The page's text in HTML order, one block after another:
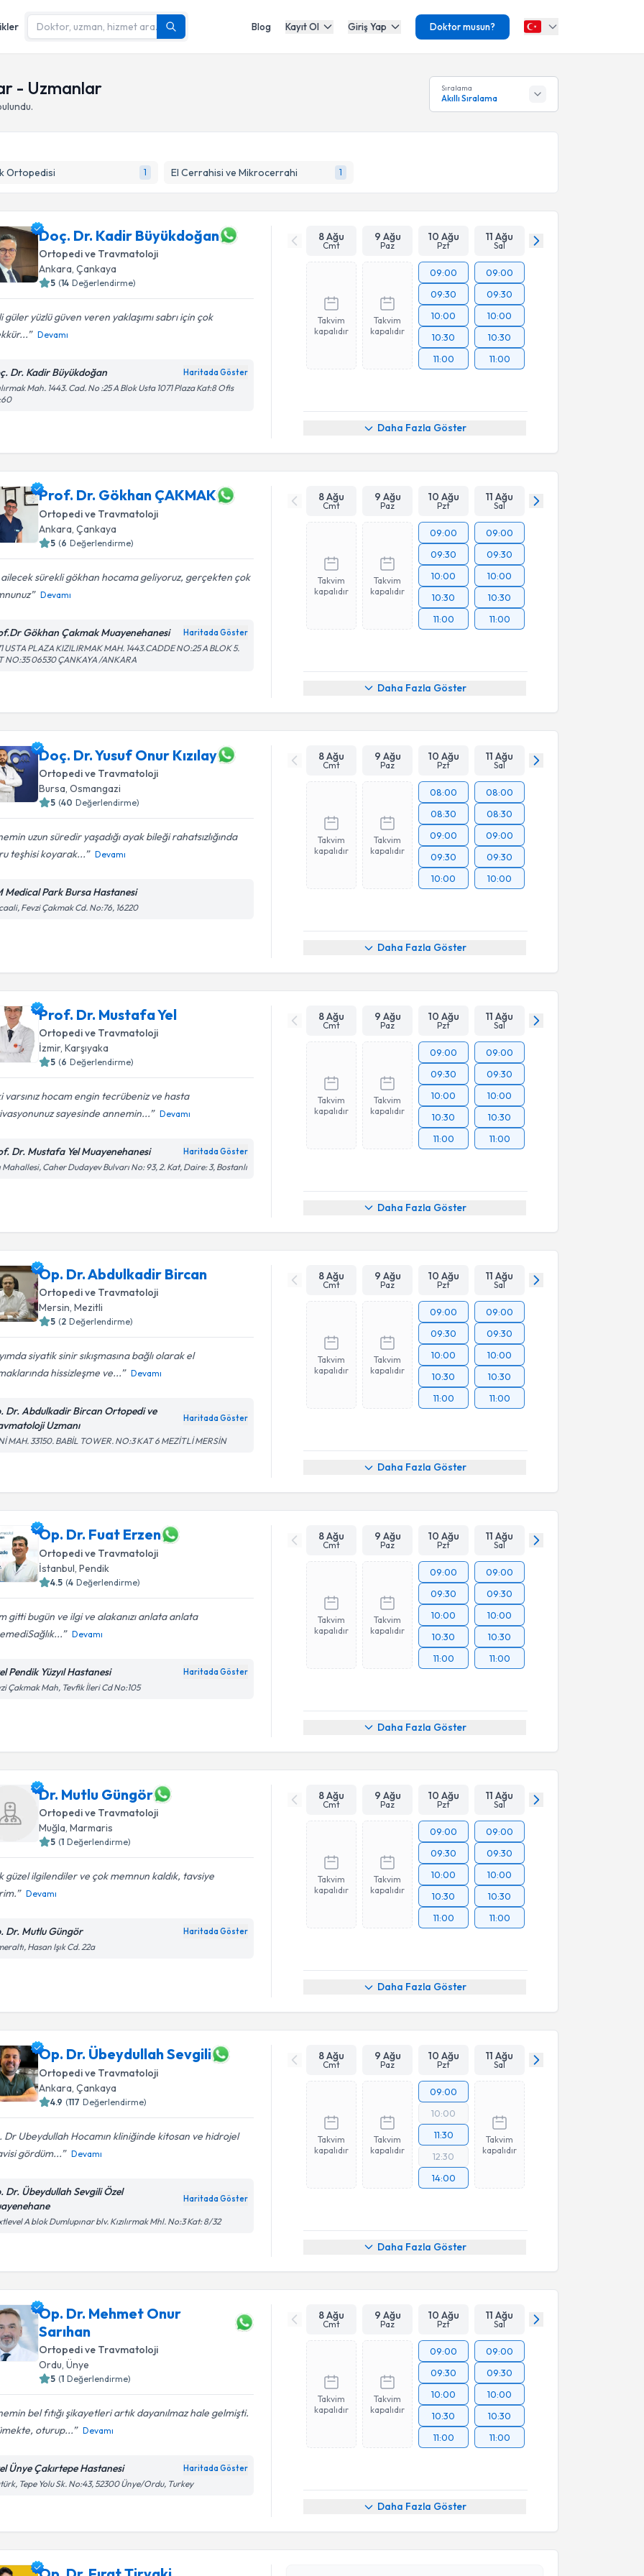
Blog Kayıt Ol Giriş Yap Doktor musun?
- Uzmanlar Sıralama
Akıllı Sıralama
Ortopedisi 1 El Cerrahisi ve Mikrocerrahi 1
Doç. Dr. Kadir Büyükdoğan
Ortopedi ve Travmatoloji
Ankara,Çankaya
5 (14 Değerlendirme)
güler yüzlü güven veren yaklaşımı sabrı için çok
Devamı
Dr. Kadir Büyükdoğan Haritada Göster
Mah. 1443. Cad. No :25 A Blok Usta 1071 Plaza Kat:8 Ofis
8 Ağu
Cmt
9 Ağu
Paz
10 Ağu
Pzt
11 Ağu
Sal
Takvim
kapalıdır
Takvim
kapalıdır
09:00
09:30
10:00
10:30
11:00
09:00
09:30
10:00
10:30
11:00
Daha Fazla Göster
Prof. Dr. Gökhan ÇAKMAK
Ortopedi ve Travmatoloji
Ankara ,Çankaya
5 (6 Değerlendirme)
ailecek sürekli gökhan hocama geliyoruz, gerçekten çok
Devamı
Gökhan Çakmak Muayenehanesi Haritada Göster
USTA PLAZA KIZILIRMAK MAH. 1443.CADDE NO:25 A BLOK 5.
NO:35 06530 ÇANKAYA /ANKARA
8 Ağu
Cmt
9 Ağu
Paz
10 Ağu
Pzt
11 Ağu
Sal
Takvim
kapalıdır
Takvim
kapalıdır
09:00
09:30
10:00
10:30
11:00
09:00
09:30
10:00
10:30
11:00
Daha Fazla Göster
Doç. Dr. Yusuf Onur Kızılay
Ortopedi ve Travmatoloji
Bursa,Osmangazi
5 (40 Değerlendirme)
uzun süredir yaşadığı ayak bileği rahatsızlığında
teşhisi koyarak...
Devamı
Medical Park Bursa Hastanesi
Fevzi Çakmak Cd. No:76, 16220
8 Ağu
Cmt
9 Ağu
Paz
10 Ağu
Pzt
11 Ağu
Sal
Takvim
kapalıdır
Takvim
kapalıdır
08:00
08:30
09:00
09:30
10:00
08:00
08:30
09:00
09:30
10:00
Daha Fazla Göster
Prof. Dr. Mustafa Yel
Ortopedi ve Travmatoloji
İzmir,Karşıyaka
5 (6 Değerlendirme)
varsınız hocam engin tecrübeniz ve hasta
sayesinde annemin...
Devamı
Dr. Mustafa Yel Muayenehanesi Haritada Göster
Mahallesi, Caher Dudayev Bulvarı No: 93, 2. Kat, Daire: 3, Bostanlı
8 Ağu
Cmt
9 Ağu
Paz
10 Ağu
Pzt
11 Ağu
Sal
Takvim
kapalıdır
Takvim
kapalıdır
09:00
09:30
10:00
10:30
11:00
09:00
09:30
10:00
10:30
11:00
Daha Fazla Göster
Op. Dr. Abdulkadir Bircan
Ortopedi ve Travmatoloji
Mersin,Mezitli
5 (2 Değerlendirme)
siyatik sinir sıkışmasına bağlı olarak el
hissizleşme ve...
Devamı
Dr. Abdulkadir Bircan Ortopedi ve
Uzmanı
Haritada Göster
MAH. 33150. BABİL TOWER. NO:3 KAT 6 MEZİTLİ MERSİN
8 Ağu
Cmt
9 Ağu
Paz
10 Ağu
Pzt
11 Ağu
Sal
Takvim
kapalıdır
Takvim
kapalıdır
09:00
09:30
10:00
10:30
11:00
09:00
09:30
10:00
10:30
11:00
Daha Fazla Göster
Op. Dr. Fuat Erzen
Ortopedi ve Travmatoloji
İstanbul ,Pendik
4.5 (4 Değerlendirme)
gitti bugün ve ilgi ve alakanızı anlata anlata
Devamı
Pendik Yüzyıl Hastanesi Haritada Göster
Çakmak Mah, Tevfik İleri Cd No:105
8 Ağu
Cmt
9 Ağu
Paz
10 Ağu
Pzt
11 Ağu
Sal
Takvim
kapalıdır
Takvim
kapalıdır
09:00
09:30
10:00
10:30
11:00
09:00
09:30
10:00
10:30
11:00
Daha Fazla Göster
Dr. Mutlu Güngör
Ortopedi ve Travmatoloji
Muğla,Marmaris
5 (1 Değerlendirme)
güzel ilgilendiler ve çok memnun kaldık, tavsiye
Devamı
Dr. Mutlu Güngör Haritada Göster
Hasan Işık Cd. 22a
8 Ağu
Cmt
9 Ağu
Paz
10 Ağu
Pzt
11 Ağu
Sal
Takvim
kapalıdır
Takvim
kapalıdır
09:00
09:30
10:00
10:30
11:00
09:00
09:30
10:00
10:30
11:00
Daha Fazla Göster
Op. Dr. Übeydullah Sevgili
Ortopedi ve Travmatoloji
Ankara ,Çankaya
4.9 (117 Değerlendirme)
Dr Ubeydullah Hocamın kliniğinde kitosan ve hidrojel
gördüm...
Devamı
Dr. Übeydullah Sevgili Özel
Haritada Göster
A blok Dumlupınar blv. Kızılırmak Mhl. No:3 Kat: 8/32
8 Ağu
Cmt
9 Ağu
Paz
10 Ağu
Pzt
11 Ağu
Sal
Takvim
kapalıdır
Takvim
kapalıdır
09:00
10:00
11:30
12:30
14:00
Takvim
kapalıdır
Daha Fazla Göster
Op. Dr. Mehmet Onur
Sarıhan
Ortopedi ve Travmatoloji
Ordu,Ünye
5 (1 Değerlendirme)
bel fıtığı şikayetleri artık dayanılmaz hale gelmişti.
oturup...
Devamı
Ünye Çakırtepe Hastanesi Haritada Göster
Tepe Yolu Sk. No:43, 52300 Ünye/Ordu, Turkey
8 Ağu
Cmt
9 Ağu
Paz
10 Ağu
Pzt
11 Ağu
Sal
Takvim
kapalıdır
Takvim
kapalıdır
09:00
09:30
10:00
10:30
11:00
09:00
09:30
10:00
10:30
11:00
Daha Fazla Göster
Randevu Takvimi Talebi
Op. Dr. Fırat Tiryakiiçin randevu takvimi talebi oluşturun. Size
bu uzmandan randevu almanız için bir takvim hazırlandığında e-